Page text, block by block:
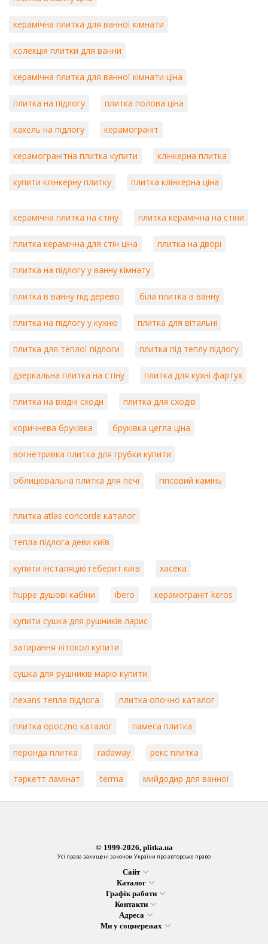
керамічна плитка для ванної кімнати
колекція плитки для ванни
керамічна плитка для ванної кімнати ціна
плитка на підлогу плитка полова ціна
кахель на підлогу керамограніт
керамогранітна плитка купити клінкерна плитка
купити клінкерну плитку плитка клінкерна ціна
керамічна плитка на стіну плитка керамічна на стіни
плитка керамічна для стін ціна плитка на дворі
плитка на підлогу у ванну кімнату
плитка в ванну під дерево біла плитка в ванну
плитка на підлогу у кухню плитка для вітальні
плитка для теплої підлоги плитка під теплу підлогу
дзеркальна плитка на стіну плитка для кухні фартух
плитка на вхідні сходи плитка для сходів
коричнева бруківка бруківка цегла ціна
вогнетривка плитка для грубки купити
облицювальна плитка для печі гіпсовий камінь
плитка atlas concorde каталог
тепла підлога деви київ
купити інсталяцію геберит київ хасека
huppe душові кабіни ibero керамограніт keros
купити сушка для рушників ларис
затирання літокол купити
сушка для рушників маріо купити
nexans тепла підлога плитка опочно каталог
плитка opoczno каталог памеса плитка
перонда плитка radaway рекс плитка
таркетт ламінат terma мийдодир для ванної
© 1999-2026, plitka.ua
Усі права захищені законом України про авторське право
Сайт
Каталог
Графік работи
Контакти
Адреса
Ми у соцмережах